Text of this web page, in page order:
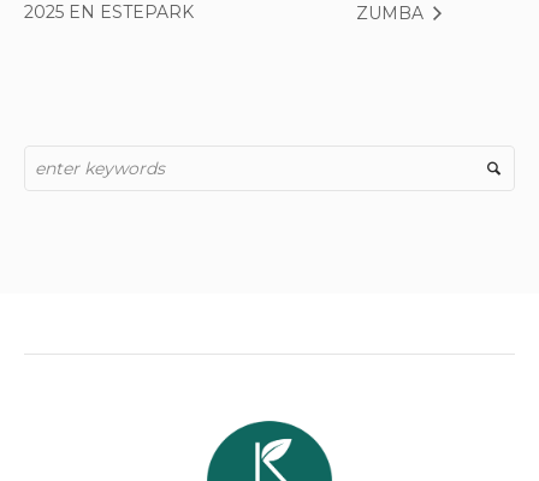
2025 EN ESTEPARK
ZUMBA